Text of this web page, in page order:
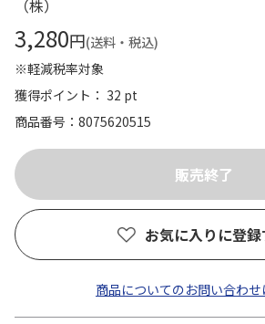
（株）
3,280円(送料・税込)
※軽減税率対象
獲得ポイント： 32 pt
商品番号
8075620515
お気に入りに登録
商品についてのお問い合わせ